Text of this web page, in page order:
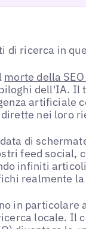
di ricerca in
morte della
dell'IA. Il
artificiale
nei loro
di
feed social,
infiniti
realmente
in
locale. Il